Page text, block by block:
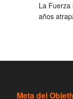
La Fuerza
años
Meta del